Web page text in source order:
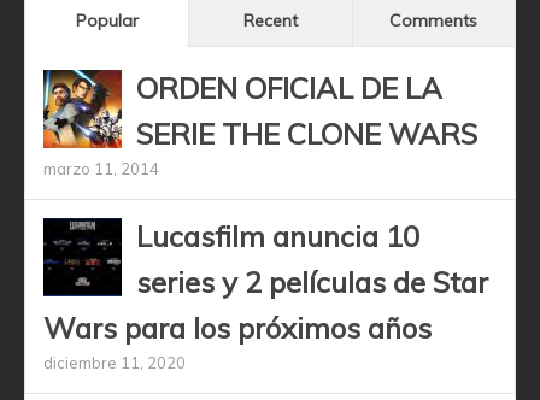
Popular Recent Comments
ORDEN OFICIAL DE LA
SERIE THE CLONE WARS
marzo 11, 2014
Lucasfilm anuncia 10
series y 2 películas de Star
Wars para los próximos años
diciembre 11, 2020